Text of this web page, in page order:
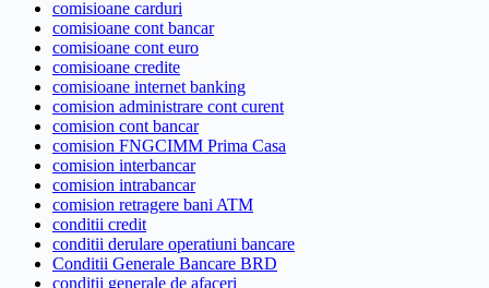
comisioane carduri
comisioane cont bancar
comisioane cont euro
comisioane credite
comisioane internet banking
comision administrare cont curent
comision cont bancar
comision FNGCIMM Prima Casa
comision interbancar
comision intrabancar
comision retragere bani ATM
conditii credit
conditii derulare operatiuni bancare
Conditii Generale Bancare BRD
conditii generale de afaceri